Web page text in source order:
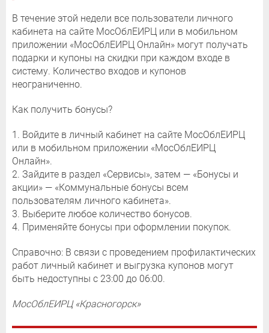
В течение этой недели все пользователи личного
кабинета на сайте МосОблЕИРЦ или в мобильном
приложении «МосОблЕИРЦ Онлайн» могут получать
подарки и купоны на скидки при каждом входе в
систему. Количество входов и купонов
неограниченно.
Как получить бонусы?
1. Войдите в личный кабинет на сайте МосОблЕИРЦ
или в мобильном приложении «МосОблЕИРЦ
Онлайн».
2. Зайдите в раздел «Сервисы», затем — «Бонусы и
акции» — «Коммунальные бонусы всем
пользователям личного кабинета».
3. Выберите любое количество бонусов.
4. Применяйте бонусы при оформлении покупок.
Справочно: В связи с проведением профилактических
работ личный кабинет и выгрузка купонов могут
быть недоступны с 23:00 до 06:00.
МосОблЕИРЦ «Красногорск»